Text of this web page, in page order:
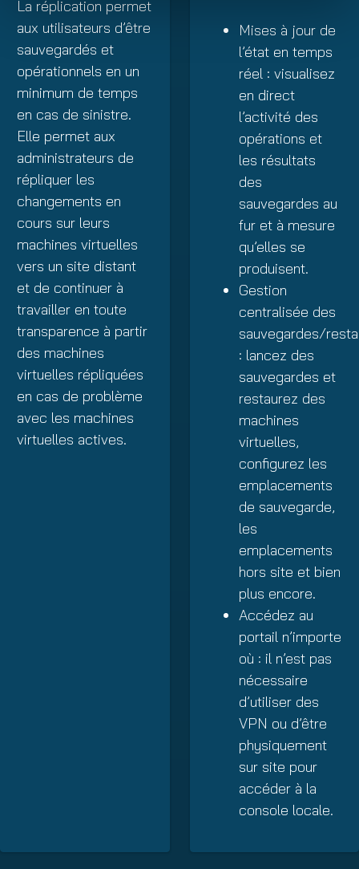
La réplication permet
aux utilisateurs d’être
sauvegardés et
opérationnels en un
minimum de temps
en cas de sinistre.
Elle permet aux
administrateurs de
répliquer les
changements en
cours sur leurs
machines virtuelles
vers un site distant
et de continuer à
travailler en toute
transparence à partir
des machines
virtuelles répliquées
en cas de problème
avec les machines
virtuelles actives.
Mises à jour de
l’état en temps
réel : visualisez
en direct
l’activité des
opérations et
les résultats
des
sauvegardes au
fur et à mesure
qu’elles se
produisent.
Gestion
centralisée des
sauvegardes/
: lancez des
sauvegardes et
restaurez des
machines
virtuelles,
configurez les
emplacements
de sauvegarde,
les
emplacements
hors site et bien
plus encore.
Accédez au
portail n’importe
où : il n’est pas
nécessaire
d’utiliser des
VPN ou d’être
physiquement
sur site pour
accéder à la
console locale.